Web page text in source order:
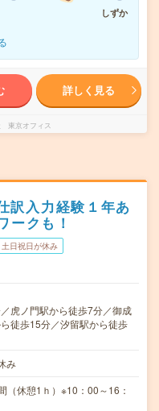
しずか
詳しく見る
東京オフィス
訳入力経験１年あ
ークも！
土日祝日が休み
虎ノ門駅から徒歩7分／御成
徒歩15分／汐留駅から徒歩
み
（休憩1ｈ）※10：00～16：